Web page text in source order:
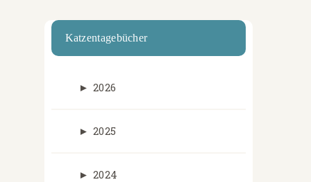
Katzentagebücher
► 2026
► 2025
► 2024